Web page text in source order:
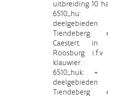
uitbreiding 10 ha.
6510_hu:
Tiendeberg
Caestert in
Roosburg i.f.v
klauwier.
6510_huk: +
Tiendeberg